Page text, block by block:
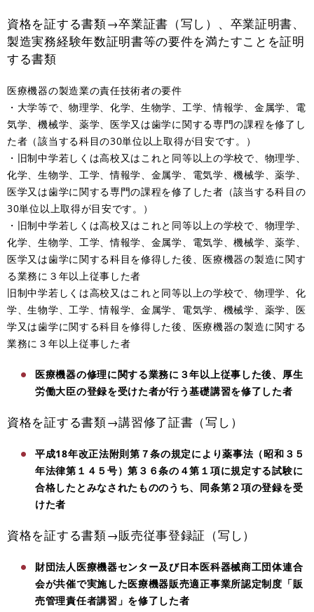
資格を証する書類→卒業証書（写し）、卒業証明書、
製造実務経験年数証明書等の要件を満たすことを証明
する書類
医療機器の製造業の責任技術者の要件
・大学等で、物理学、化学、生物学、工学、情報学、金属学、電
気学、機械学、薬学、医学又は歯学に関する専門の課程を修了し
た者（該当する科目の30単位以上取得が目安です。）
・旧制中学若しくは高校又はこれと同等以上の学校で、物理学、
化学、生物学、工学、情報学、金属学、電気学、機械学、薬学、
医学又は歯学に関する専門の課程を修了した者（該当する科目の
30単位以上取得が目安です。）
・旧制中学若しくは高校又はこれと同等以上の学校で、物理学、
化学、生物学、工学、情報学、金属学、電気学、機械学、薬学、
医学又は歯学に関する科目を修得した後、医療機器の製造に関す
る業務に３年以上従事した者
旧制中学若しくは高校又はこれと同等以上の学校で、物理学、化
学、生物学、工学、情報学、金属学、電気学、機械学、薬学、医
学又は歯学に関する科目を修得した後、医療機器の製造に関する
業務に３年以上従事した者
医療機器の修理に関する業務に３年以上従事した後、厚生
労働大臣の登録を受けた者が行う基礎講習を修了した者
資格を証する書類→講習修了証書（写し）
平成18年改正法附則第７条の規定により薬事法（昭和３５
年法律第１４５号）第３６条の４第１項に規定する試験に
合格したとみなされたもののうち、同条第２項の登録を受
けた者
資格を証する書類→販売従事登録証（写し）
財団法人医療機器センター及び日本医科器械商工団体連合
会が共催で実施した医療機器販売適正事業所認定制度「販
売管理責任者講習」を修了した者